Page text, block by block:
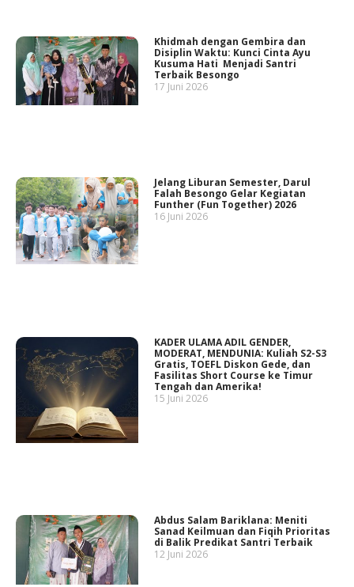
Khidmah dengan Gembira dan
Disiplin Waktu: Kunci Cinta Ayu
Kusuma Hati Menjadi Santri
Terbaik Besongo
17 Juni 2026
Jelang Liburan Semester, Darul
Falah Besongo Gelar Kegiatan
Funther (Fun Together) 2026
16 Juni 2026
KADER ULAMA ADIL GENDER,
MODERAT, MENDUNIA: Kuliah S2-S3
Gratis, TOEFL Diskon Gede, dan
Fasilitas Short Course ke Timur
Tengah dan Amerika!
15 Juni 2026
Abdus Salam Bariklana: Meniti
Sanad Keilmuan dan Fiqih Prioritas
di Balik Predikat Santri Terbaik
12 Juni 2026